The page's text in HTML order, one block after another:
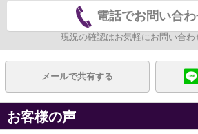
電話でお問い合
現況の確認はお気軽にお問い合わ
メールで共有する
お客様の声